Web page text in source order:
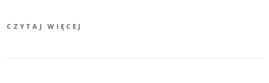
CZYTAJ WIĘCEJ